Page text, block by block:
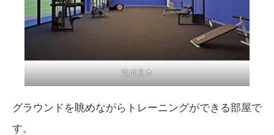
完成見本
グラウンドを眺めながらトレーニングができる部屋で
す。